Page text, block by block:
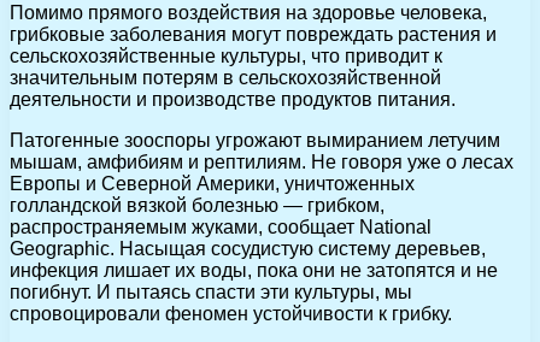
Помимо прямого воздействия на здоровье человека,
грибковые заболевания могут повреждать растения и
сельскохозяйственные культуры, что приводит к
значительным потерям в сельскохозяйственной
деятельности и производстве продуктов питания.
Патогенные зооспоры угрожают вымиранием летучим
мышам, амфибиям и рептилиям. Не говоря уже о лесах
Европы и Северной Америки, уничтоженных
голландской вязкой болезнью — грибком,
распространяемым жуками, сообщает National
Geographic. Насыщая сосудистую систему деревьев,
инфекция лишает их воды, пока они не затопятся и не
погибнут. И пытаясь спасти эти культуры, мы
спровоцировали феномен устойчивости к грибку.